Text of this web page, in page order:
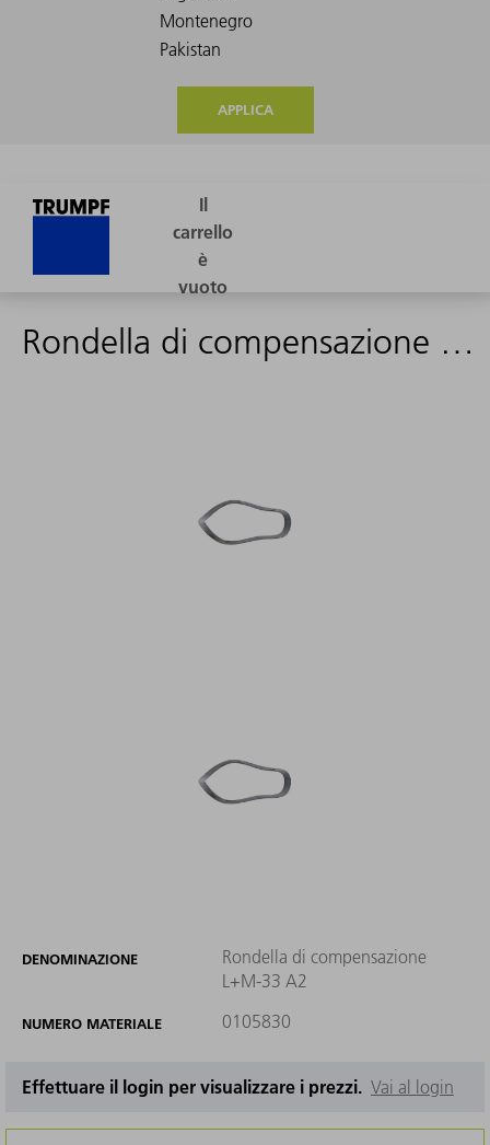
APPLICA
Rondella di compensazione L+M-33 A2
DENOMINAZIONE
Rondella di compensazione
L+M-33 A2
NUMERO MATERIALE 0105830
Effettuare il login per visualizzare i prezzi. Vai al login